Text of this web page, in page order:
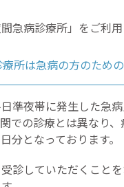
急病診療所」をご利用
所は急病の方のため
準夜帯に発生した急
での診療とは異なり
分となっております。
診していただくこと